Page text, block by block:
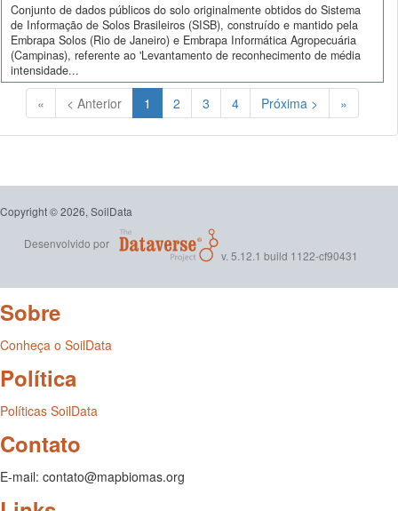
Conjunto de dados públicos do solo originalmente obtidos do Sistema
de Informação de Solos Brasileiros (SISB), construído e mantido pela
Embrapa Solos (Rio de Janeiro) e Embrapa Informática Agropecuária
(Campinas), referente ao 'Levantamento de reconhecimento de média
intensidade...
« < Anterior 1 (Atual)
2 3 4 Próxima > »
Copyright © 2026, SoilData
Desenvolvido por
v. 5.12.1 build 1122-cf90431
Sobre
Conheça o SoilData
Política
Políticas SoilData
Contato
E-mail: contato@mapbiomas.org